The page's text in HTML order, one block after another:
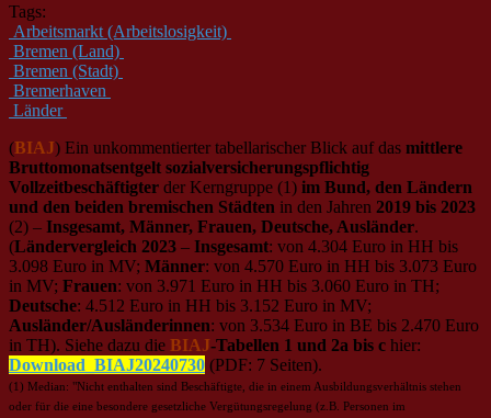
Tags:
Arbeitsmarkt (Arbeitslosigkeit)
Bremen (Land)
Bremen (Stadt)
Bremerhaven
Länder
(BIAJ) Ein unkommentierter tabellarischer Blick auf das mittlere
Bruttomonatsentgelt sozialversicherungspflichtig
Vollzeitbeschäftigter der Kerngruppe (1) im Bund, den Ländern
und den beiden bremischen Städten in den Jahren 2019 bis 2023
(2) – Insgesamt, Männer, Frauen, Deutsche, Ausländer.
(Ländervergleich 2023 – Insgesamt: von 4.304 Euro in HH bis
3.098 Euro in MV; Männer: von 4.570 Euro in HH bis 3.073 Euro
in MV; Frauen: von 3.971 Euro in HH bis 3.060 Euro in TH;
Deutsche: 4.512 Euro in HH bis 3.152 Euro in MV;
Ausländer/Ausländerinnen: von 3.534 Euro in BE bis 2.470 Euro
in TH). Siehe dazu die BIAJ-Tabellen 1 und 2a bis c hier:
Download_BIAJ20240730 (PDF: 7 Seiten).
(1) Median: "Nicht enthalten sind Beschäftigte, die in einem Ausbildungsverhältnis stehen
oder für die eine besondere gesetzliche Vergütungsregelung (z.B. Personen im